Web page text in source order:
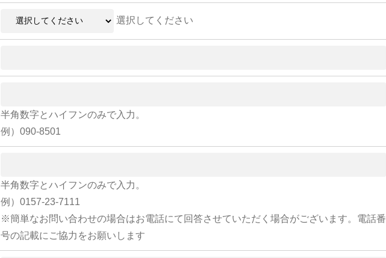
選択してください
半角数字とハイフンのみで入力。
例）090-8501
半角数字とハイフンのみで入力。
例）0157-23-7111
※簡単なお問い合わせの場合はお電話にて回答させていただく場合がございます。電話番
号の記載にご協力をお願いします